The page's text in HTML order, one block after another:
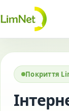
Перейти до
Покриття